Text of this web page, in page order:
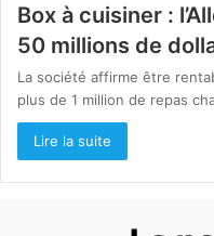
Box à cuisiner :
50 millions de
La société affirme être
plus de 1 million de repas
Lire la suite